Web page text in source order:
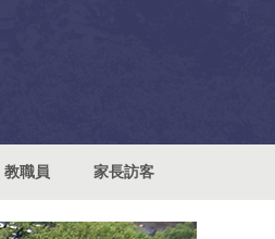
教職員 家長訪客